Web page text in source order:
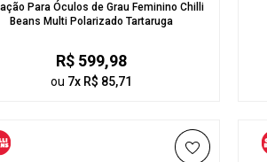
Para Óculos de Grau Feminino Chilli
Beans Multi Polarizado Tartaruga
R$ 599,98
ou 7x R$ 85,71